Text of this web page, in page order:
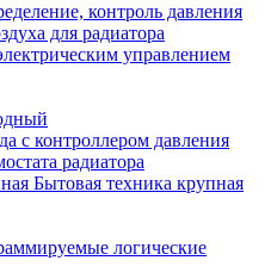
контроль давления
для радиатора
управлением
с контроллером давления
радиатора
Бытовая техника крупная